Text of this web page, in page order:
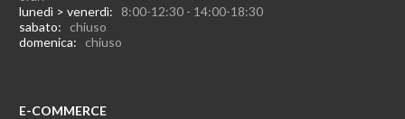
lunedì > venerdì: 8:00-12:30 - 14:00-18:30
sabato: chiuso
domenica: chiuso
E-COMMERCE